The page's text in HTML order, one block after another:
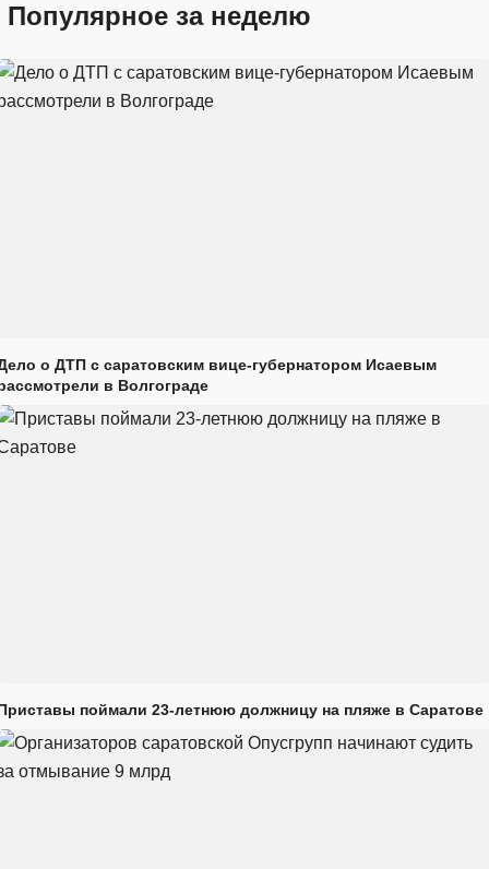
Популярное за неделю
о ДТП с саратовским вице-губернатором Исаевым
в Волгограде
поймали 23-летнюю должницу на пляже в Саратове